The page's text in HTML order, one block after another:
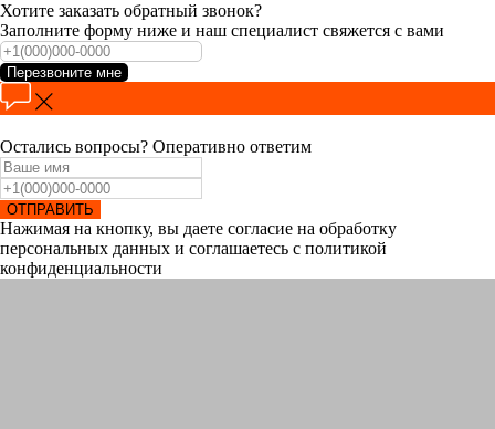
Хотите заказать обратный звонок?
Заполните форму ниже и наш специалист свяжется с вами
Перезвоните мне
Остались вопросы? Оперативно ответим
ОТПРАВИТЬ
Нажимая на кнопку, вы даете согласие на обработку
персональных данных и соглашаетесь c политикой
конфиденциальности